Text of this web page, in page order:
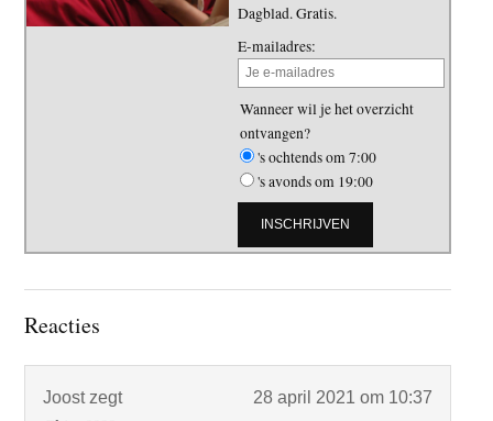
Dagblad. Gratis.
E-mailadres:
Wanneer wil je het overzicht
ontvangen?
's ochtends om 7:00
's avonds om 19:00
Lees
Reacties
Joost zegt 28 april 2021 om 10:37